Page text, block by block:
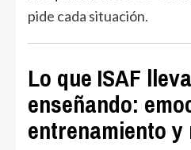
pide cada situación.
Lo que ISAF
enseñando:
entrenamiento